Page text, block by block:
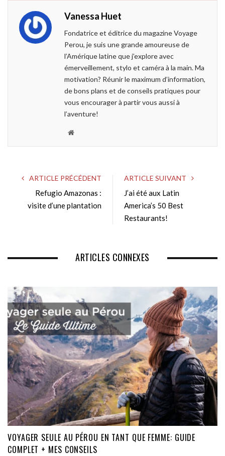
o
k
r
+
I
n
Vanessa Huet
Fondatrice et éditrice du magazine Voyage
Perou, je suis une grande amoureuse de
l’Amérique latine que j’explore avec
émerveillement, stylo et caméra à la main. Ma
motivation? Réunir le maximum d’information,
de bons plans et de conseils pratiques pour
vous encourager à partir vous aussi à
l’aventure!
W
i
t
e
ARTICLE PRÉCÉDENT
Refugio Amazonas :
visite d’une plantation
ARTICLE SUIVANT
J’ai été aux Latin
America’s 50 Best
Restaurants!
ARTICLES CONNEXES
VOYAGER SEULE AU PÉROU EN TANT QUE FEMME: GUIDE
COMPLET + MES CONSEILS